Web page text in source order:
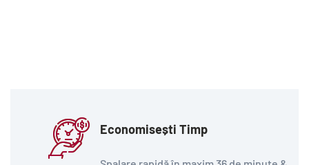
Economisești Timp